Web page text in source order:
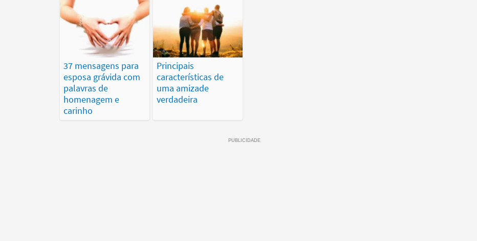
37 mensagens para
esposa grávida com
palavras de
homenagem e
carinho
Principais
características de
uma amizade
verdadeira